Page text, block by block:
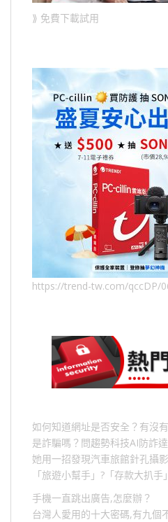
⟫ 免費下載試用
https://trend-tw.com/qccDP/
如何知道網址是否安全？有沒
是詐騙嗎？問趨勢科技AI防詐
她用一招發現汽車旅館針孔攝
「旅遊小幫手」 ? 「存款大扒手」
手機一直跳出廣告,怎麼辦？
台灣人愛用的十大密碼,有九個